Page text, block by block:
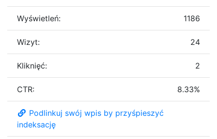
Wyświetleń: 1186
Wizyt: 24
Kliknięć: 2
CTR: 8.33%
Podlinkuj swój wpis by przyśpieszyć
indeksację